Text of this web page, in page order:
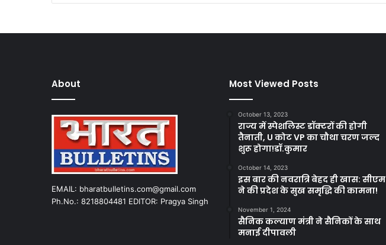
About
EMAIL: bharatbulletins.com@gmail.com
Ph.No.: 8218804481 EDITOR: Pragya Singh
Most Viewed Posts
October 13, 2023
राज्य में स्पेशलिस्ट डॉक्टरों की होगी
तैनाती, U कोट VP का चौथा चरण जल्द
शुरू होगा!डॉ.कुमार
October 14, 2023
इस बार की नवरात्रि बेहद ही खास: सीएम
ने की प्रदेश के सुख समृद्धि की कामना!
November 1, 2024
सैनिक कल्याण मंत्री ने सैनिकों के साथ
मनाई दीपावली